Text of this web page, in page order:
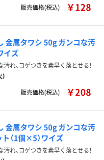
販売価格(税込)
￥128
金属タワシ 50g ガンコな汚
イズ
れ、コゲつきを素早く落とせる！
販売価格(税込)
￥208
金属タワシ 50g ガンコな汚
（1個×5）ワイズ
れ、コゲつきを素早く落とせる！